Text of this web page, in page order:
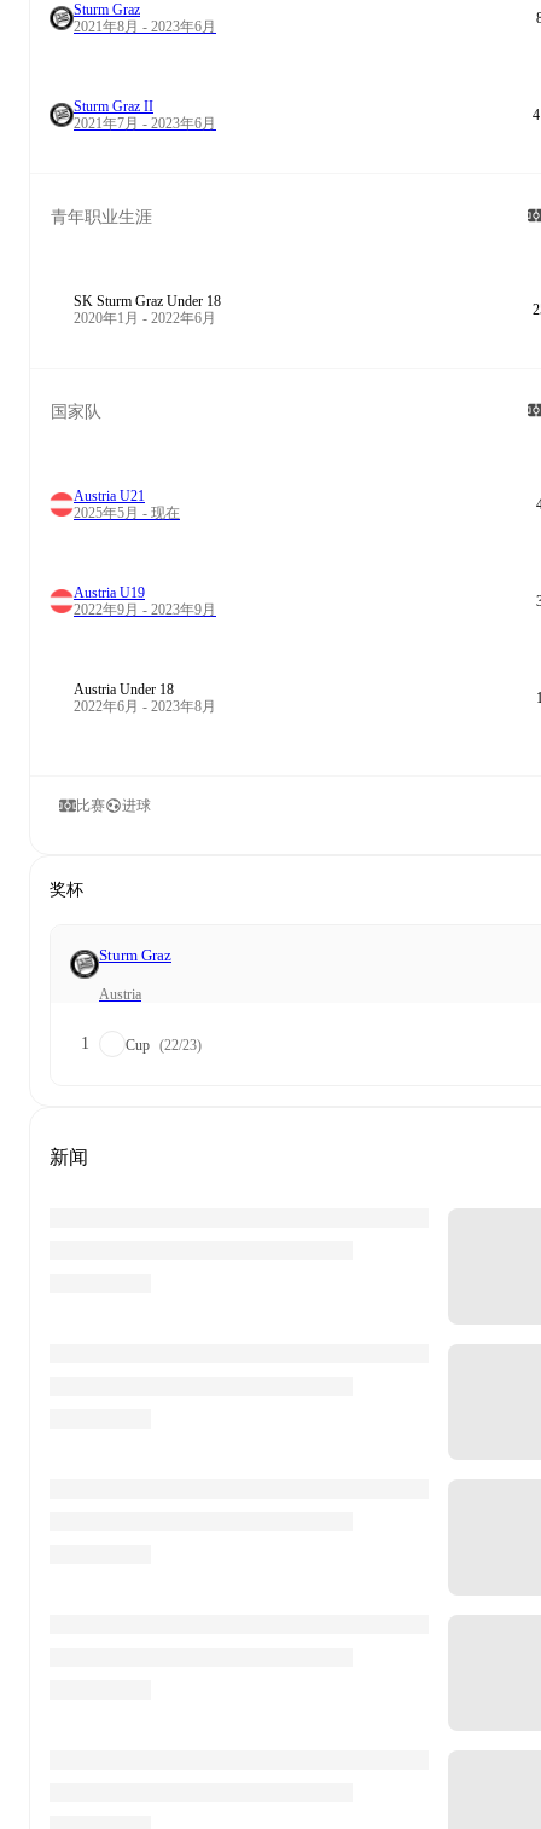
Sturm Graz
2021年8月 - 2023年6月
Sturm Graz II
2021年7月 - 2023年6月
青年职业生涯
SK Sturm Graz Under 18
2020年1月 - 2022年6月
国家队
Austria U21
2025年5月 - 现在
Austria U19
2022年9月 - 2023年9月
Austria Under 18
2022年6月 - 2023年8月
比赛 进球
奖杯
Sturm Graz
Austria
1 Cup (22/23)
新闻